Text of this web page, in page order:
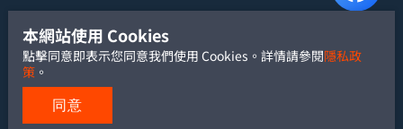
本網站使用 Cookies
點擊同意即表示您同意我們使用 Cookies。詳情請參閱隱私政
策。
同意